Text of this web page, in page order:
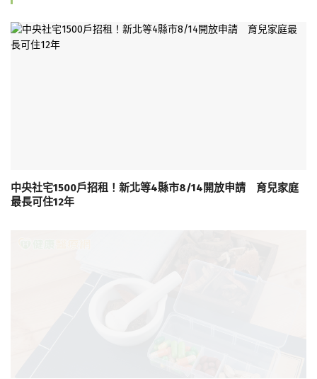
中央社宅1500戶招租！新北等4縣市8/14開放申請 育兒家庭
最長可住12年